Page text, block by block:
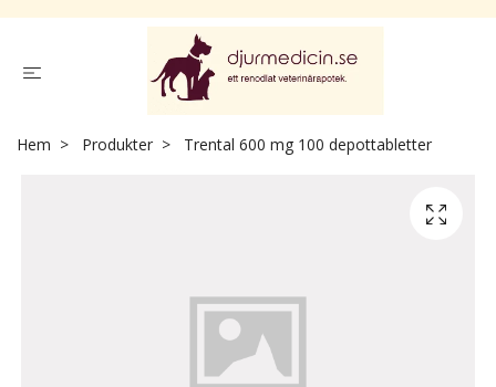
Hem Produkter Trental 600 mg 100 depottabletter